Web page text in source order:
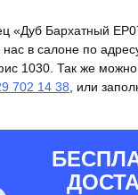
«Дуб Бархатный
в салоне по
1030. Так же
702 14 38 , или